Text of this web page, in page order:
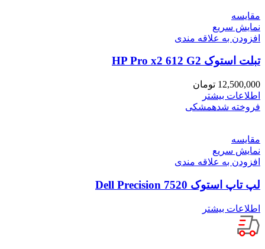
مقايسه
نمایش سریع
افزودن به علاقه مندی
تبلت استوک HP Pro x2 612 G2
12,500,000 تومان
اطلاعات بیشتر
فروخته شدهمشکی
مقايسه
نمایش سریع
افزودن به علاقه مندی
لپ تاپ استوک Dell Precision 7520
اطلاعات بیشتر